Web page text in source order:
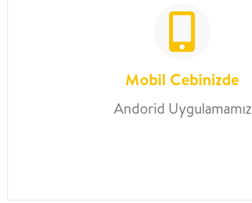
Mobil Cebinizde
Andorid Uygulamamız